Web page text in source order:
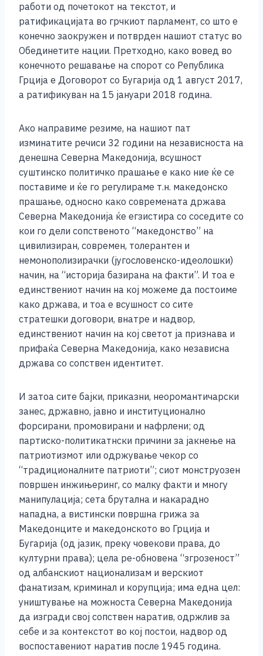
работи од почетокот на текстот, и
ратификацијата во грчкиот парламент, со што е
конечно заокружен и потврден нашиот статус во
Обединетите нации. Претходно, како вовед во
конечното решавање на спорот со Република
Грција е Договорот со Бугарија од 1 август 2017,
а ратификуван на 15 јануари 2018 година.
Ако направиме резиме, на нашиот пат
изминатите речиси 32 години на независноста на
денешна Северна Македонија, всушност
суштинско политичко прашање е како ние ќе се
поставиме и ќе го регулираме т.н. македонско
прашање, односно како современата држава
Северна Македонија ќе егзистира со соседите со
кои го дели сопственото “македонство” на
цивилизиран, современ, толерантен и
немонополизирачки (југословенско-идеолошки)
начин, на “историја базирана на факти”. И тоа е
единствениот начин на кој можеме да постоиме
како држава, и тоа е всушност со сите
стратешки договори, внатре и надвор,
единствениот начин на кој светот ја признава и
прифаќа Северна Македонија, како независна
држава со сопствен идентитет.
И затоа сите бајки, приказни, неоромантичарски
занес, државно, јавно и институционално
форсирани, промовирани и нафрлени; од
партиско-политикатнски причини за јакнење на
патриотизмот или одржување чекор со
“традиционалните патриоти”; сиот монструозен
површен инжињеринг, со малку факти и многу
манипулација; сета брутална и накарадно
нападна, а вистински површна грижа за
Македонците и македонското во Грција и
Бугарија (од јазик, преку човекови права, до
културни права); цела ре-обновена “згрозеност”
од албанскиот национализам и верскиот
фанатизам, криминал и корупција; има една цел:
уништување на можноста Северна Македонија
да изгради свој сопствен наратив, одржлив за
себе и за контекстот во кој постои, надвор од
воспоставениот наратив после 1945 година.